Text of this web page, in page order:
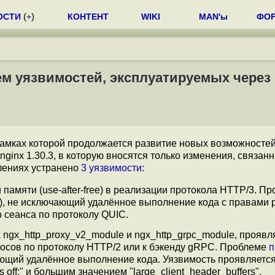
(+) КОНТЕНТ WIKI MAN'ы
уязвимостей, эксплуатируемых через
которой продолжается развитие новых
1.30.3, в которую вносятся только изменения,
устранено 3 уязвимости:
(use-after-free) в реализации протокола HTTP/3.
не исключающий удалённое выполнение кода с правами
по протоколу QUIC.
и ngx_http_grpc_module,
по протоколу HTTP/2 или к бэкенду gRPC. Проблеме
удалённое выполнение кода. Уязвимость
off;" и большим значением "large_client_header_buffers".